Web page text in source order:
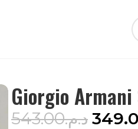
Giorgio Armani
د.م.543.00